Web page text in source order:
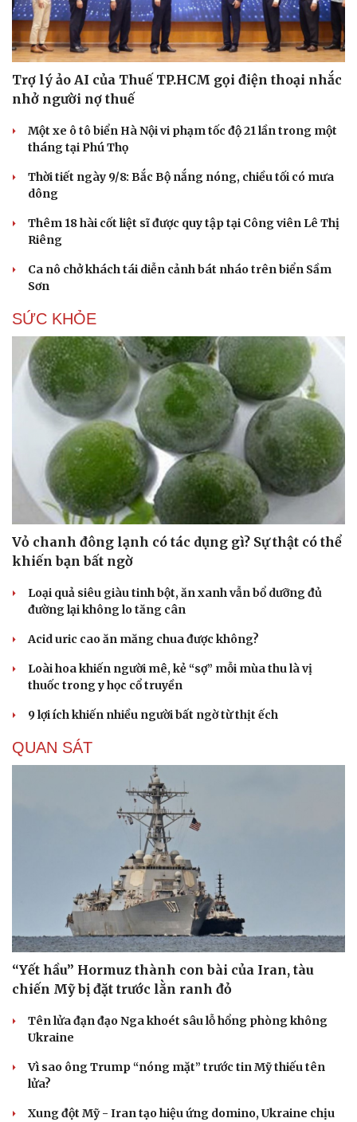
Trợ lý ảo AI của Thuế TP.HCM gọi điện thoại nhắc
nhở người nợ thuế
Một xe ô tô biển Hà Nội vi phạm tốc độ 21 lần trong một
tháng tại Phú Thọ
Thời tiết ngày 9/8: Bắc Bộ nắng nóng, chiều tối có mưa
dông
Thêm 18 hài cốt liệt sĩ được quy tập tại Công viên Lê Thị
Riêng
Ca nô chở khách tái diễn cảnh bát nháo trên biển Sầm
Sơn
SỨC KHỎE
Vỏ chanh đông lạnh có tác dụng gì? Sự thật có thể
khiến bạn bất ngờ
Loại quả siêu giàu tinh bột, ăn xanh vẫn bổ dưỡng đủ
đường lại không lo tăng cân
Acid uric cao ăn măng chua được không?
Loài hoa khiến người mê, kẻ “sợ” mỗi mùa thu là vị
thuốc trong y học cổ truyền
9 lợi ích khiến nhiều người bất ngờ từ thịt ếch
QUAN SÁT
“Yết hầu” Hormuz thành con bài của Iran, tàu
chiến Mỹ bị đặt trước lằn ranh đỏ
Tên lửa đạn đạo Nga khoét sâu lỗ hổng phòng không
Ukraine
Vì sao ông Trump “nóng mặt” trước tin Mỹ thiếu tên
lửa?
Xung đột Mỹ - Iran tạo hiệu ứng domino, Ukraine chịu